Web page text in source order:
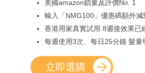
美國amazon鎖量及評價No. 1
輸入「NMG100」優惠碼額外減
香港用家真實試用 8週後效果已
每週使用3次、每日25分鐘 髮量
立即選購